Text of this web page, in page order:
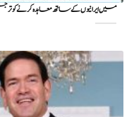
میں ایرانیوں کے ساتھ معاہدہ کرنے کو